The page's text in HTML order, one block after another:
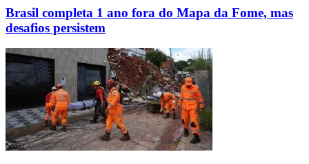
Brasil completa 1 ano fora do Mapa da Fome, mas
desafios persistem